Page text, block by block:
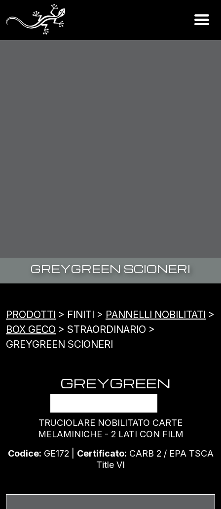
GREYGREEN SCIONERI
PRODOTTI > FINITI > PANNELLI NOBILITATI >
BOX GECO > STRAORDINARIO >
GREYGREEN SCIONERI
GREYGREEN
SCIONERI
TRUCIOLARE NOBILITATO CARTE
MELAMINICHE - 2 LATI CON FILM
Codice: GE172 | Certificato: CARB 2 / EPA TSCA
Title VI